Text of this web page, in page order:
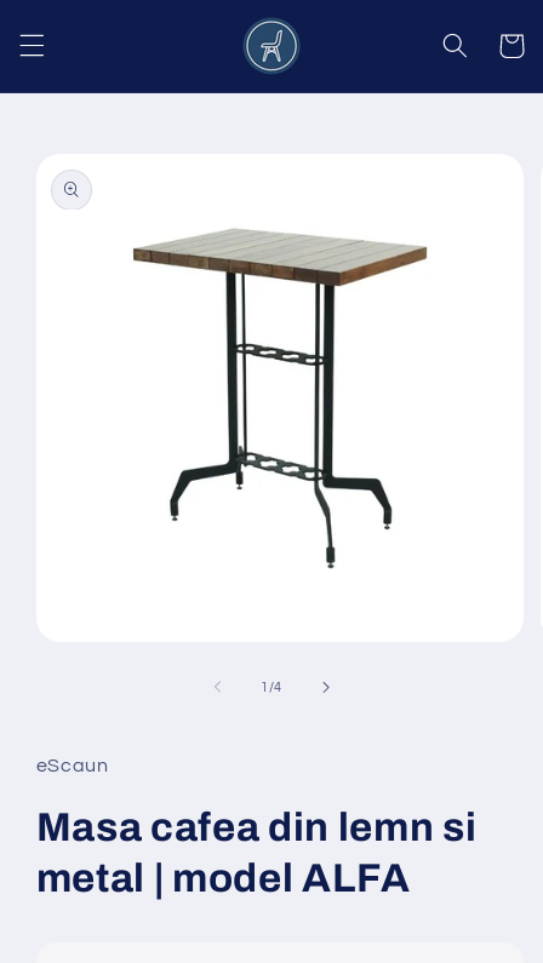
conținut
Coș
informațiile
despre
produs
fereastră
modală
1 /din
4
eScaun
Masa cafea din lemn si
metal | model ALFA